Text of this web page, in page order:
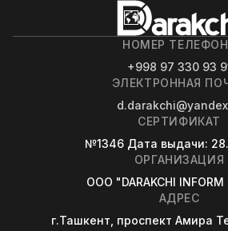
НОМЕР
+998 97 330 93
ЭЛЕКТРОННАЯ
СЕРТИФИКАТ
№1346 Дата выдачи:
ОРГАНИЗАЦИЯ
OOO "DARAKCHI INFORM
АДРЕС
г.Ташкент, проспект Амира